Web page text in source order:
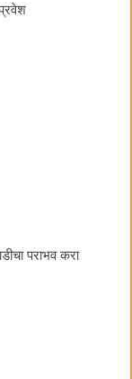
पराभव करा